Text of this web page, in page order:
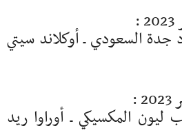
: إتحاد جدة السعودي ـ أوكلاند سيتي
: كلوب ليون المكسيكي ـ أوراوا ريد